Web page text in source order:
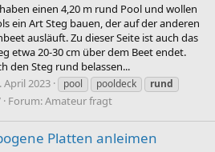
einen 4,20 m rund Pool und wollen
ein Art Steg bauen, der auf der anderen
ausläuft. Zu dieser Seite ist auch das
etwa 20-30 cm über dem Beet endet.
den Steg rund belassen...
April 2023 pool pooldeck
rund
Forum:Amateur fragt
Platten anleimen